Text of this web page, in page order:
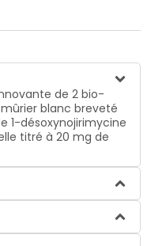
de 2 bio-
blanc breveté
1-désoxynojirimycine
titré à 20 mg de